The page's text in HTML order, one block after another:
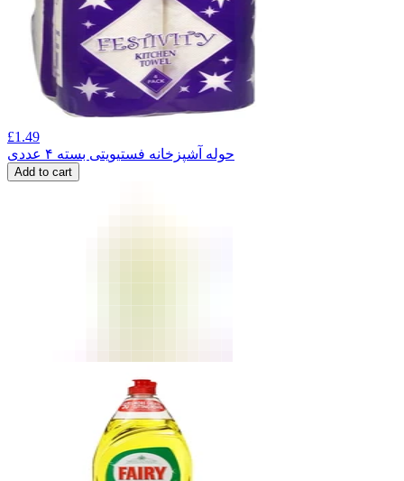
£1.49
حوله آشپزخانه فستیویتی بسته ۴ عددی
Add to cart